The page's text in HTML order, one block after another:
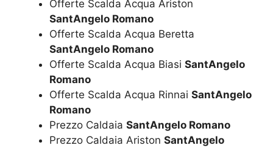
Offerte Scalda Acqua Ariston
SantAngelo Romano
Offerte Scalda Acqua Beretta
SantAngelo Romano
Offerte Scalda Acqua Biasi SantAngelo
Romano
Offerte Scalda Acqua Rinnai SantAngelo
Romano
Prezzo Caldaia SantAngelo Romano
Prezzo Caldaia Ariston SantAngelo